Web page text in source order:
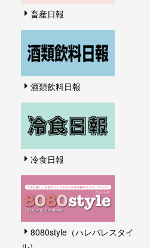
畜産日報
酒類飲料日報
冷食日報
8080style（ハレバレスタイ